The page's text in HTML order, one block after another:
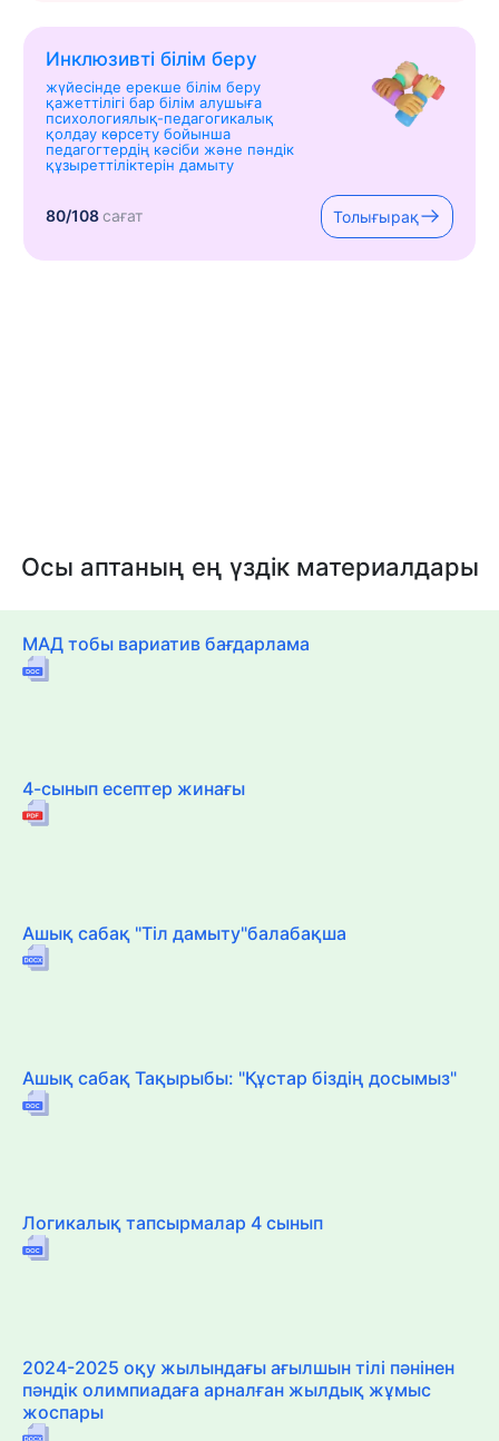
Инклюзивті білім беру
жүйесінде ерекше білім беру
қажеттілігі бар білім алушыға
психологиялық-педагогикалық
қолдау көрсету бойынша
педагогтердің кәсіби және пәндік
құзыреттіліктерін дамыту
80/108сағат Толығырақ
Осы аптаның ең үздік материалдары
МАД тобы вариатив бағдарлама
4-сынып есептер жинағы
Ашық сабақ "Тіл дамыту"балабақша
Ашық сабақ Тақырыбы: "Құстар біздің досымыз"
Логикалық тапсырмалар 4 сынып
2024-2025 оқу жылындағы ағылшын тілі пәнінен
пәндік олимпиадаға арналған жылдық жұмыс
жоспары